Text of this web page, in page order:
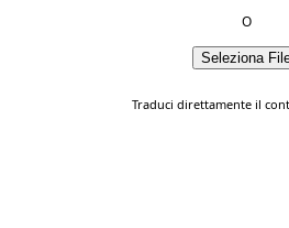
O
Seleziona
Traduci direttamente il